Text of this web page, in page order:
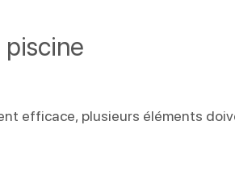
piscine
efficace, plusieurs éléments